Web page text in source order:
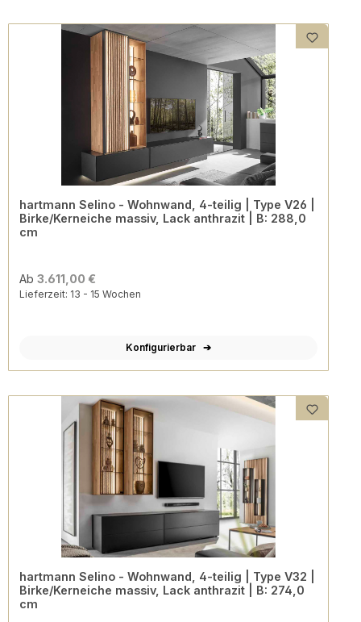
hartmann Selino - Wohnwand, 4-teilig | Type V26 |
Birke/Kerneiche massiv, Lack anthrazit | B: 288,0
cm
Ab 3.611,00 €
Lieferzeit: 13 - 15 Wochen
Konfigurierbar
hartmann Selino - Wohnwand, 4-teilig | Type V32 |
Birke/Kerneiche massiv, Lack anthrazit | B: 274,0
cm